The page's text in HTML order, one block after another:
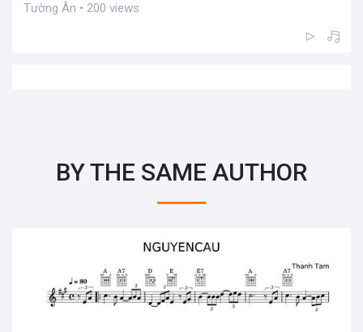
Tường Ân • 200 views
BY THE SAME AUTHOR